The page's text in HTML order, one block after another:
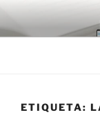
Saltar
al
contenido
ETIQUETA: